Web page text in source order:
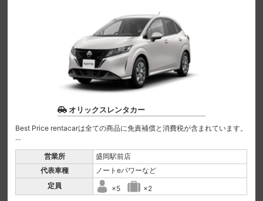
オリックスレンタカー
Best Price rentacarは全ての商品に免責補償と消費税が含まれています。
...
営業所
盛岡駅前店
代表車種
ノートeパワーなど
定員
×5 ×2